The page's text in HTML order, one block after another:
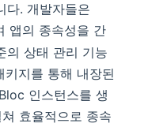
다. 개발자들은
앱의 종속성을 간
의 상태 관리 기능
지를 통해 내장된
인스턴스를 생
효율적으로 종속